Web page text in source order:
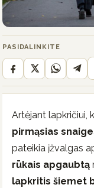
PASIDALINKITE
Artėjant lapkričiui,
pirmąsias
pateikia įžvalgas
rūkais apgaubtą
lapkritis šiemet